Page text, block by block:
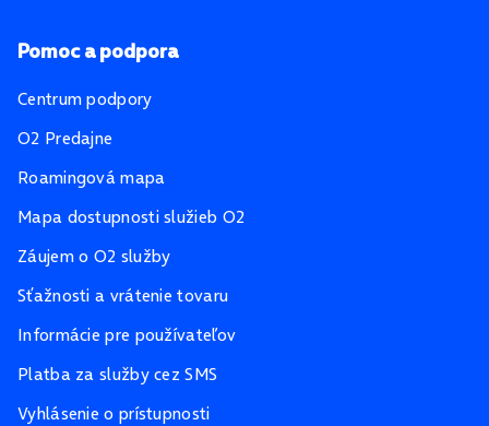
Pomoc a podpora
Centrum podpory
O2 Predajne
Roamingová mapa
Mapa dostupnosti služieb O2
Záujem o O2 služby
Sťažnosti a vrátenie tovaru
Informácie pre používateľov
Platba za služby cez SMS
Vyhlásenie o prístupnosti